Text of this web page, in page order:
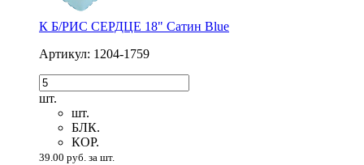
К Б/РИС СЕРДЦЕ 18" Сатин Blue
Артикул: 1204-1759
шт.
шт.
БЛК.
КОР.
39.00 руб. за шт.